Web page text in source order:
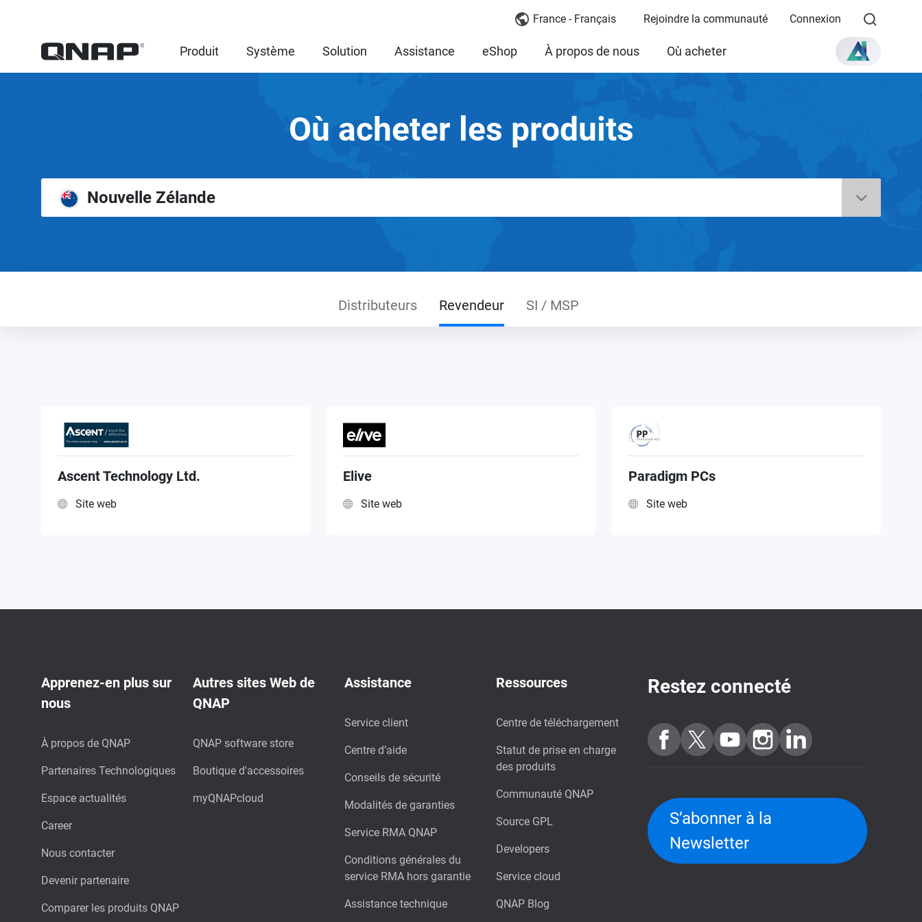
France - Français Rejoindre la communauté Connexion
Produit Système Solution Assistance eShop À propos de nous Où acheter
Où acheter les produits
Nouvelle Zélande
Distributeurs Revendeur SI / MSP
Ascent Technology Ltd.
Site web
Elive
Site web
Paradigm PCs
Site web
Apprenez-en plus sur
nous
À propos de QNAP
Partenaires Technologiques
Espace actualités
Career
Nous contacter
Devenir partenaire
Comparer les produits QNAP
Autres sites Web de
QNAP
QNAP software store
Boutique d'accessoires
myQNAPcloud
Assistance
Service client
Centre d’aide
Conseils de sécurité
Modalités de garanties
Service RMA QNAP
Conditions générales du
service RMA hors garantie
Assistance technique
Ressources
Centre de téléchargement
Statut de prise en charge
des produits
Communauté QNAP
Source GPL
Developers
Service cloud
QNAP Blog
Restez connecté
S’abonner à la
Newsletter